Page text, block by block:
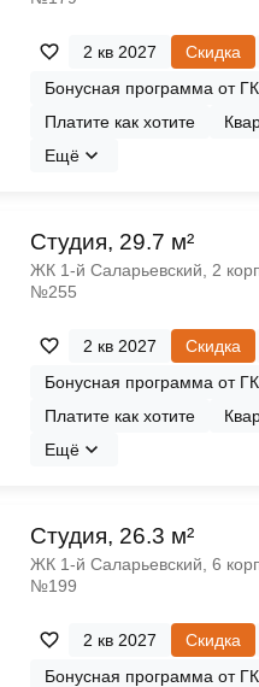
2 кв 2027 Скидка
Бонусная программа от
Платите как хотите
Ещё
Cтудия, 29.7 м²
ЖК 1‑й Саларьевский, 2
№255
2 кв 2027 Скидка
Бонусная программа от
Платите как хотите
Ещё
Cтудия, 26.3 м²
ЖК 1‑й Саларьевский, 6
№199
2 кв 2027 Скидка
Бонусная программа от